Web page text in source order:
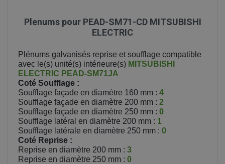
Plenums pour PEAD-SM71-CD MITSUBISHI
ELECTRIC
Plénums galvanisés reprise et soufflage compatible
avec le(s) unité(s) intérieure(s) MITSUBISHI
ELECTRIC PEAD-SM71JA
Coté Soufflage :
Soufflage façade en diamètre 160 mm : 4
Soufflage façade en diamètre 200 mm : 2
Soufflage façade en diamètre 250 mm : 0
Soufflage latéral en diamètre 200 mm : 1
Soufflage latérale en diamètre 250 mm : 0
Coté Reprise :
Reprise en diamètre 200 mm : 3
Reprise en diamètre 250 mm : 0